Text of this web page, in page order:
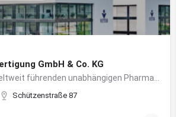
GmbH & Co. KG
Schützenstraße 87